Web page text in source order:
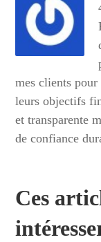
mes clients
leurs objectifs
et transparente
de confiance
Ces